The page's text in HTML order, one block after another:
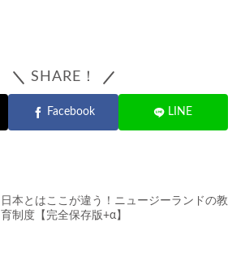
SHARE！
Facebook LINE
日本とはここが違う！ニュージーランドの教
育制度【完全保存版+α】